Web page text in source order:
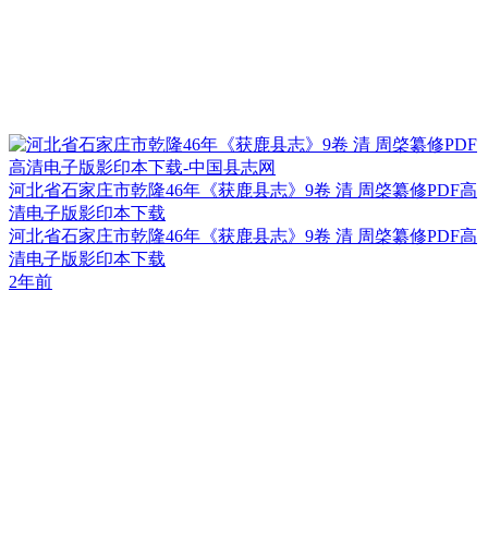
河北省石家庄市乾隆46年《获鹿县志》9卷 清 周棨纂修PDF高
清电子版影印本下载
河北省石家庄市乾隆46年《获鹿县志》9卷 清 周棨纂修PDF高
清电子版影印本下载
2年前